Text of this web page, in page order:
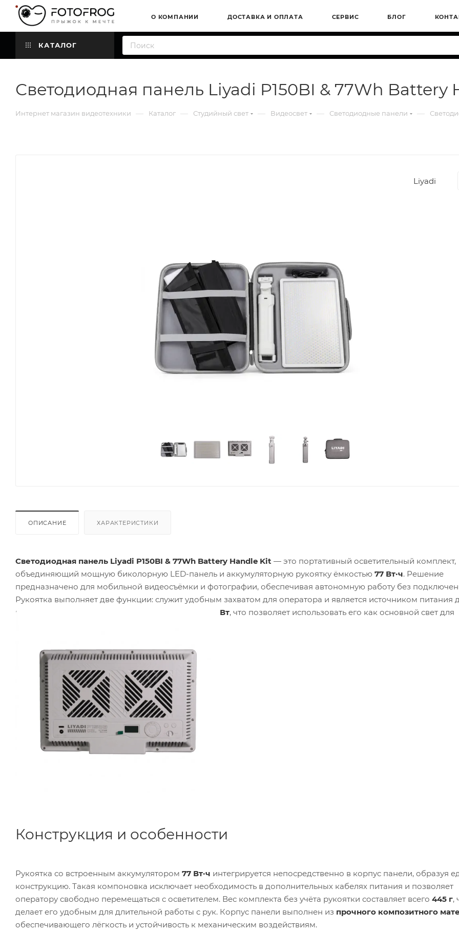
О КОМПАНИИ ДОСТАВКА И ОПЛАТА СЕРВИС БЛОГ
КАТАЛОГ
Светодиодная панель Liyadi P150BI & 77Wh Battery
Интернет магазин видеотехники — Каталог — Студийный свет — Видеосвет — Светодиодные панели —
Liyadi
ОПИСАНИЕ ХАРАКТЕРИСТИКИ
Светодиодная панель Liyadi P150BI & 77Wh Battery Handle Kit — это портативный осветительный комплект,
объединяющий мощную биколорную LED-панель и аккумуляторную рукоятку ёмкостью 77 Вт·ч. Решение
предназначено для мобильной видеосъёмки и фотографии, обеспечивая автономную работу без
Рукоятка выполняет две функции: служит удобным захватом для оператора и является источником питания
панели. Мощность источника света составляет
150 Вт, что позволяет использовать его как основной свет для
Конструкция и особенности
Рукоятка со встроенным аккумулятором 77 Вт·ч интегрируется непосредственно в корпус панели, образуя
конструкцию. Такая компоновка исключает необходимость в дополнительных кабелях питания и позволяет
оператору свободно перемещаться с осветителем. Вес комплекта без учёта рукоятки составляет всего 445 г,
делает его удобным для длительной работы с рук. Корпус панели выполнен из прочного композитного
обеспечивающего лёгкость и устойчивость к механическим воздействиям.